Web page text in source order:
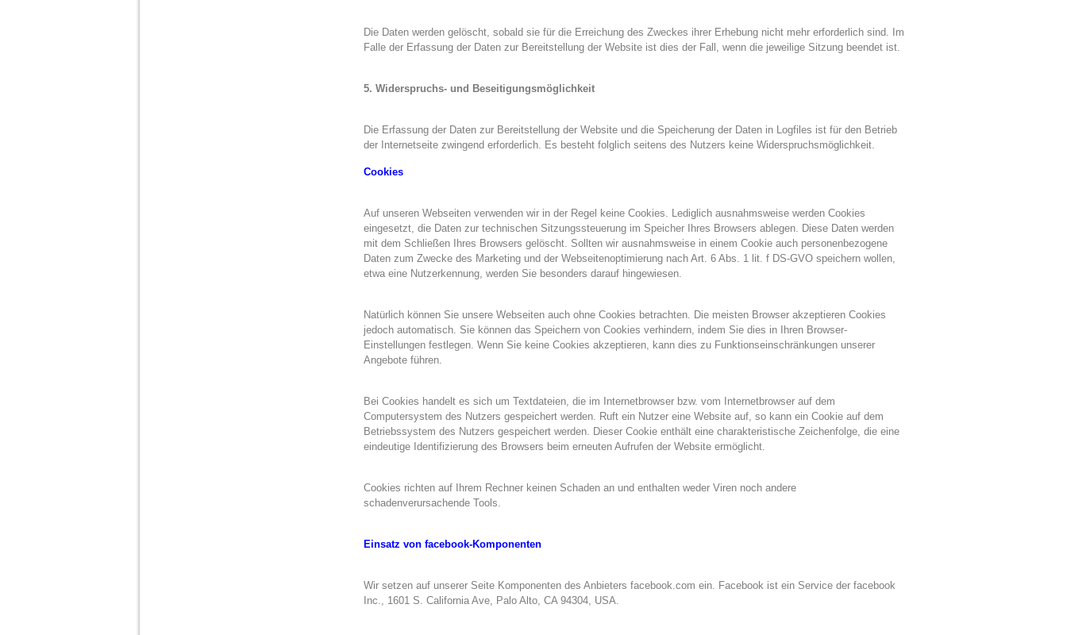
Die Daten werden gelöscht, sobald sie für die Erreichung des Zweckes ihrer Erhebung nicht mehr erforderlich sind. Im
Falle der Erfassung der Daten zur Bereitstellung der Website ist dies der Fall, wenn die jeweilige Sitzung beendet ist.
5. Widerspruchs- und Beseitigungsmöglichkeit
Die Erfassung der Daten zur Bereitstellung der Website und die Speicherung der Daten in Logfiles ist für den Betrieb
der Internetseite zwingend erforderlich. Es besteht folglich seitens des Nutzers keine Widerspruchsmöglichkeit.
Cookies
Auf unseren Webseiten verwenden wir in der Regel keine Cookies. Lediglich ausnahmsweise werden Cookies
eingesetzt, die Daten zur technischen Sitzungssteuerung im Speicher Ihres Browsers ablegen. Diese Daten werden
mit dem Schließen Ihres Browsers gelöscht. Sollten wir ausnahmsweise in einem Cookie auch personenbezogene
Daten zum Zwecke des Marketing und der Webseitenoptimierung nach Art. 6 Abs. 1 lit. f DS-GVO speichern wollen,
etwa eine Nutzerkennung, werden Sie besonders darauf hingewiesen.
Natürlich können Sie unsere Webseiten auch ohne Cookies betrachten. Die meisten Browser akzeptieren Cookies
jedoch automatisch. Sie können das Speichern von Cookies verhindern, indem Sie dies in Ihren Browser-
Einstellungen festlegen. Wenn Sie keine Cookies akzeptieren, kann dies zu Funktionseinschränkungen unserer
Angebote führen.
Bei Cookies handelt es sich um Textdateien, die im Internetbrowser bzw. vom Internetbrowser auf dem
Computersystem des Nutzers gespeichert werden. Ruft ein Nutzer eine Website auf, so kann ein Cookie auf dem
Betriebssystem des Nutzers gespeichert werden. Dieser Cookie enthält eine charakteristische Zeichenfolge, die eine
eindeutige Identifizierung des Browsers beim erneuten Aufrufen der Website ermöglicht.
Cookies richten auf Ihrem Rechner keinen Schaden an und enthalten weder Viren noch andere
schadenverursachende Tools.
Einsatz von facebook-Komponenten
Wir setzen auf unserer Seite Komponenten des Anbieters facebook.com ein. Facebook ist ein Service der facebook
Inc., 1601 S. California Ave, Palo Alto, CA 94304, USA.